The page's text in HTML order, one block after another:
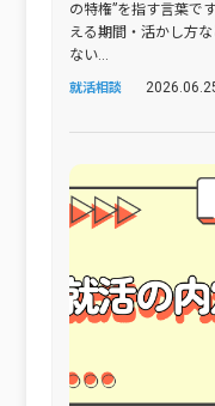
の特権”を指す言葉で
える期間・活かし方
ない...
就活相談